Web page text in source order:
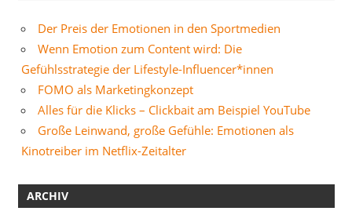
Der Preis der Emotionen in den Sportmedien
Wenn Emotion zum Content wird: Die
Gefühlsstrategie der Lifestyle-Influencer*innen
FOMO als Marketingkonzept
Alles für die Klicks – Clickbait am Beispiel YouTube
Große Leinwand, große Gefühle: Emotionen als
Kinotreiber im Netflix-Zeitalter
ARCHIV